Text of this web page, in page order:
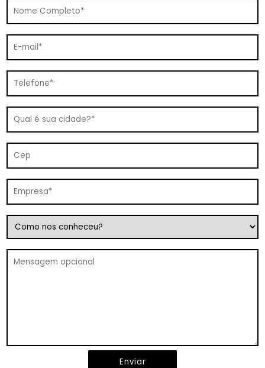
Enviar